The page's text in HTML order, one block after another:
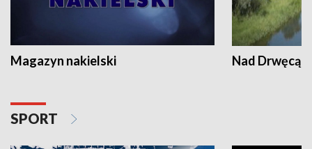
Magazyn nakielski Nad Drwęcą
SPORT